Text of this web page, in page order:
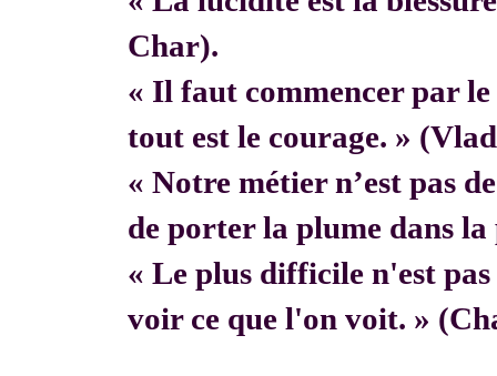
Char).
« Il faut commencer par le
tout est le courage. »
« Notre métier n’est pas
de porter la plume dans
« Le plus difficile n'est
voir ce que l'on voit. »